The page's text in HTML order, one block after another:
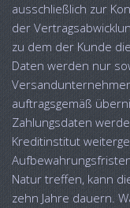
ausschließlich zur
der
zu dem der Kunde
Daten werden nur
auftragsgemäß
Zahlungsdaten
Kreditinstitut
Natur treffen, kann
zehn Jahre dauern.